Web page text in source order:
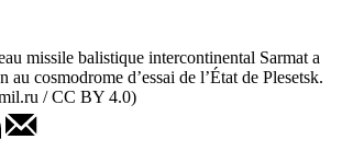
missile balistique intercontinental Sarmat a
au cosmodrome d’essai de l’État de Plesetsk.
/ CC BY 4.0)